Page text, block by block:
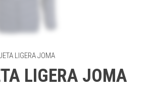
LIGERA JOMA
LIGERA JOMA